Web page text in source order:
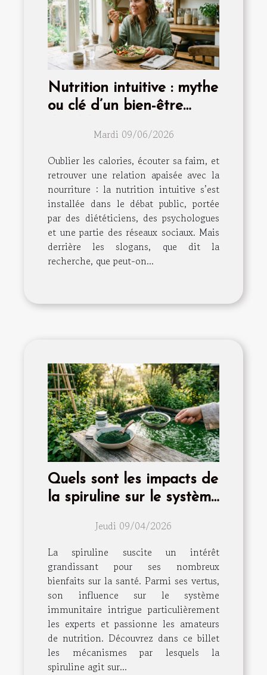
Nutrition intuitive : mythe
ou clé d’un bien-être
Mardi 09/06/2026
Oublier les calories, écouter sa faim, et
retrouver une relation apaisée avec la
nourriture : la nutrition intuitive s’est
installée dans le débat public, portée
par des diététiciens, des psychologues
et une partie des réseaux sociaux. Mais
derrière les slogans, que dit la
recherche, que peut-on...
Quels sont les impacts de
la spiruline sur le système
Jeudi 09/04/2026
La spiruline suscite un intérêt
grandissant pour ses nombreux
bienfaits sur la santé. Parmi ses vertus,
son influence sur le système
immunitaire intrigue particulièrement
les experts et passionne les amateurs
de nutrition. Découvrez dans ce billet
les mécanismes par lesquels la
spiruline agit sur...